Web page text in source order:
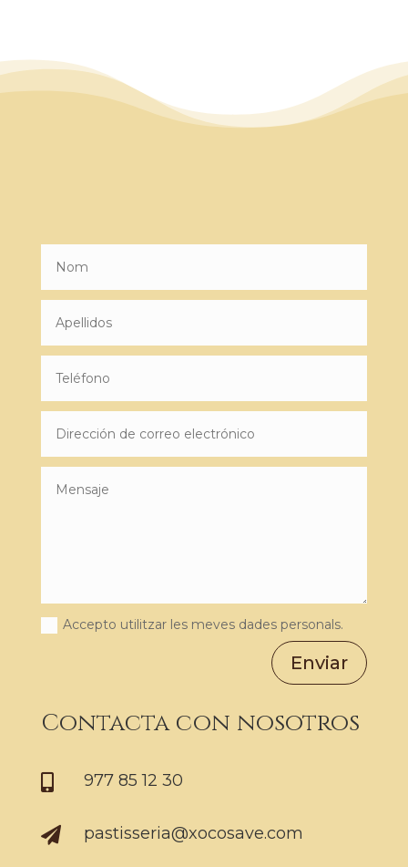
Accepto utilitzar les meves dades personals.
Enviar
Contacta con nosotros
 977 85 12 30
 pastisseria@xocosave.com